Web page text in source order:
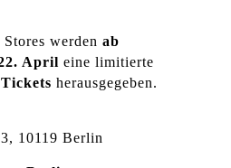
werden ab
April eine limitierte
herausgegeben.
10119 Berlin